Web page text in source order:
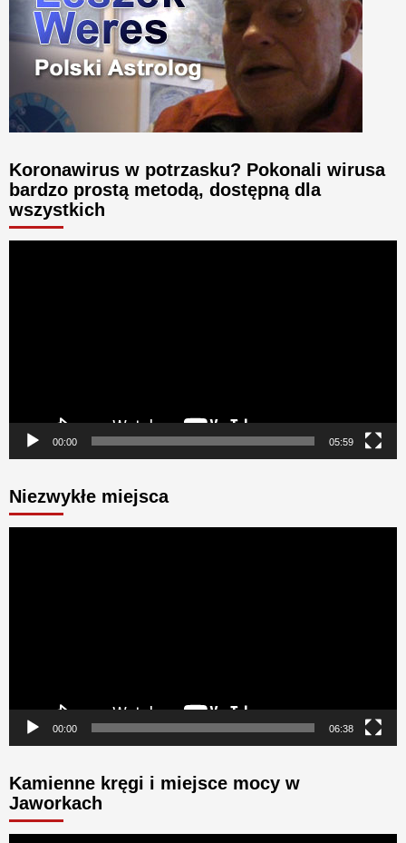
Koronawirus w potrzasku? Pokonali wirusa
bardzo prostą metodą, dostępną dla
wszystkich
00:00 05:59
Niezwykłe miejsca
00:00 06:38
Kamienne kręgi i miejsce mocy w
Jaworkach